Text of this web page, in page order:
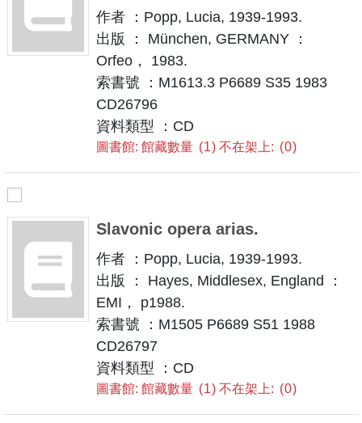
作者 ：Popp, Lucia, 1939-1993.
出版 ： München, GERMANY ：
Orfeo， 1983.
索書號 ：M1613.3 P6689 S35 1983
CD26796
資料類型 ：CD
圖書館: 館藏數量 1 不在架上: 0
Slavonic opera arias.
作者 ：Popp, Lucia, 1939-1993.
出版 ： Hayes, Middlesex, England ：
EMI， p1988.
索書號 ：M1505 P6689 S51 1988
CD26797
資料類型 ：CD
圖書館: 館藏數量 1 不在架上: 0